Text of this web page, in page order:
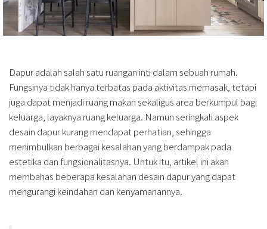
Dapur adalah salah satu ruangan inti dalam sebuah rumah.
Fungsinya tidak hanya terbatas pada aktivitas memasak, tetapi
juga dapat menjadi ruang makan sekaligus area berkumpul bagi
keluarga, layaknya ruang keluarga. Namun seringkali aspek
desain dapur kurang mendapat perhatian, sehingga
menimbulkan berbagai kesalahan yang berdampak pada
estetika dan fungsionalitasnya. Untuk itu, artikel ini akan
membahas beberapa kesalahan desain dapur yang dapat
mengurangi keindahan dan kenyamanannya.